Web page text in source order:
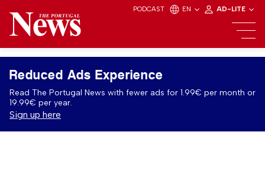
PODCAST EN AD-LITE
Reduced Ads Experience
Read The Portugal News with fewer ads for 1.99€ per month or
19.99€ per year.
Sign up here